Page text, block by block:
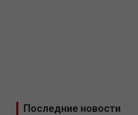
Последние новости